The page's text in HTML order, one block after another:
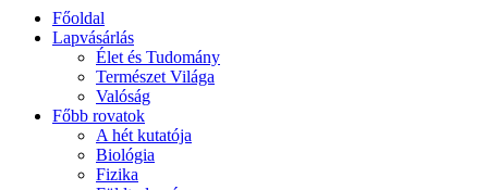
Főoldal
Lapvásárlás
Élet és Tudomány
Természet Világa
Valóság
Főbb rovatok
A hét kutatója
Biológia
Fizika